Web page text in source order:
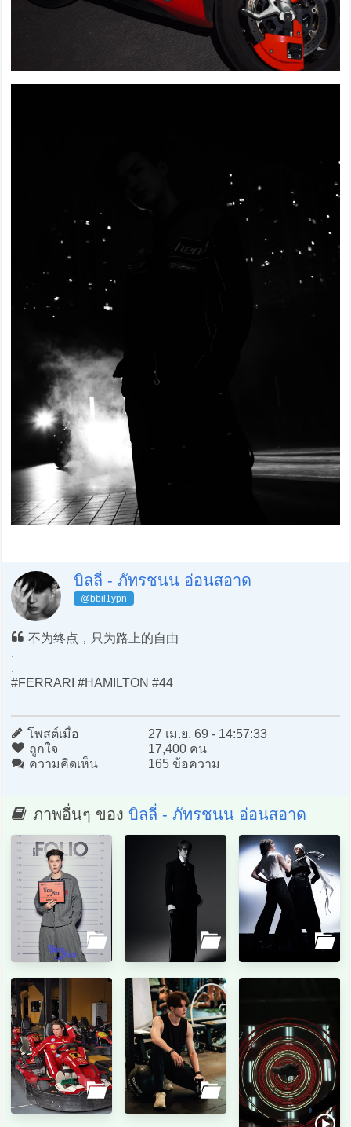
บิลลี่ - ภัทรชนน อ่อนสอาด
@bbil1ypn
不为终点，只为路上的自由
.
.
#FERRARI #HAMILTON #44
โพสต์เมื่อ
27 เม.ย. 69 - 14:57:33
ถูกใจ
17,400 คน
ความคิดเห็น
165 ข้อความ
ภาพอื่นๆ ของ บิลลี่ - ภัทรชนน อ่อนสอาด